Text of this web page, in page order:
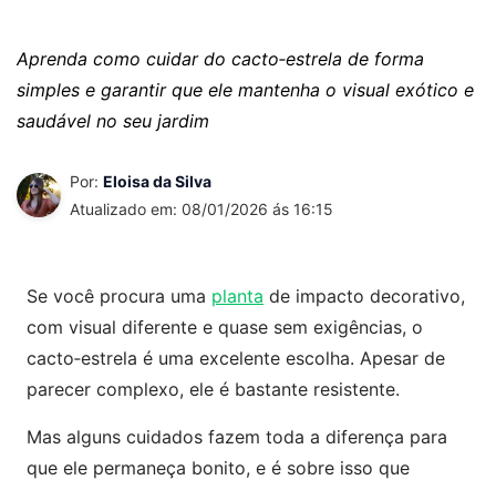
Aprenda como cuidar do cacto‑estrela de forma
simples e garantir que ele mantenha o visual exótico e
saudável no seu jardim
Por: Eloisa da Silva
Atualizado em: 08/01/2026 ás 16:15
Se você procura uma planta de impacto decorativo,
com visual diferente e quase sem exigências, o
cacto‑estrela é uma excelente escolha. Apesar de
parecer complexo, ele é bastante resistente.
Mas alguns cuidados fazem toda a diferença para
que ele permaneça bonito, e é sobre isso que